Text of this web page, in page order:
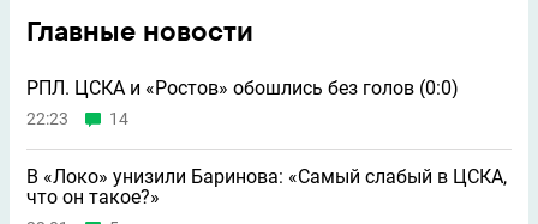
Главные новости
РПЛ. ЦСКА и «Ростов» обошлись без голов (0:0)
22:23 14
В «Локо» унизили Баринова: «Самый слабый в ЦСКА,
что он такое?»